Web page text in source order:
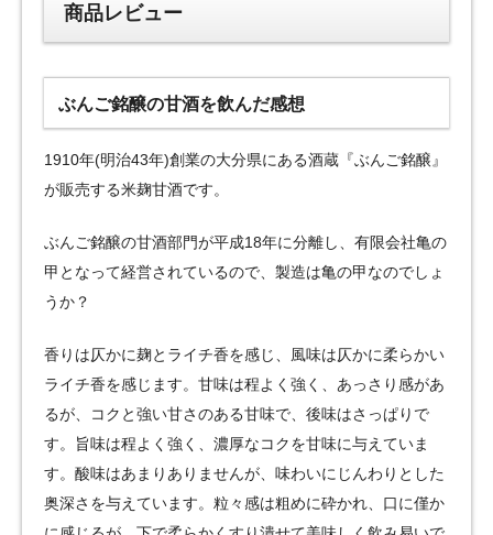
商品レビュー
ぶんご銘醸の甘酒を飲んだ感想
1910年(明治43年)創業の大分県にある酒蔵『ぶんご銘醸』
が販売する米麹甘酒です。
ぶんご銘醸の甘酒部門が平成18年に分離し、有限会社亀の
甲となって経営されているので、製造は亀の甲なのでしょ
うか？
香りは仄かに麹とライチ香を感じ、風味は仄かに柔らかい
ライチ香を感じます。甘味は程よく強く、あっさり感があ
るが、コクと強い甘さのある甘味で、後味はさっぱりで
す。旨味は程よく強く、濃厚なコクを甘味に与えていま
す。酸味はあまりありませんが、味わいにじんわりとした
奥深さを与えています。粒々感は粗めに砕かれ、口に僅か